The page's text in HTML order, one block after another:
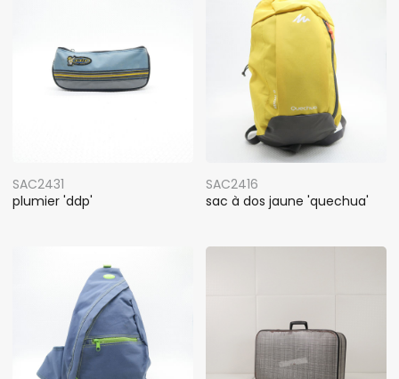
SAC2431
plumier 'ddp'
SAC2416
sac à dos jaune 'quechua'